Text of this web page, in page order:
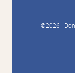
©2026 -